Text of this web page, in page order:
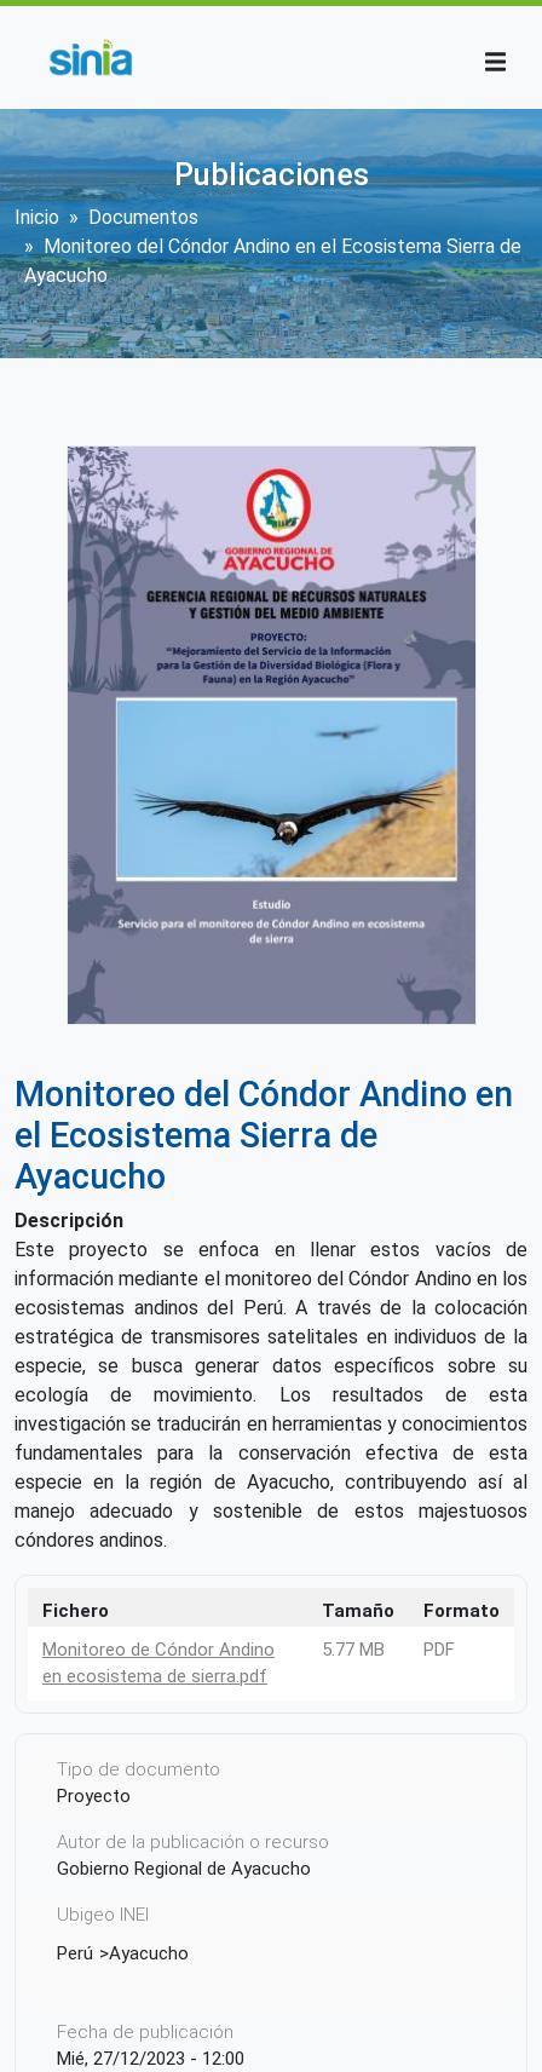
Publicaciones
Sobrescribir enlaces de ayuda a la
Inicio
Documentos
Monitoreo del Cóndor Andino en el Ecosistema Sierra de
Ayacucho
Monitoreo del Cóndor Andino en
el Ecosistema Sierra de
Ayacucho
Descripción
Este proyecto se enfoca en llenar estos vacíos de
información mediante el monitoreo del Cóndor Andino en los
ecosistemas andinos del Perú. A través de la colocación
estratégica de transmisores satelitales en individuos de la
especie, se busca generar datos específicos sobre su
ecología de movimiento. Los resultados de esta
investigación se traducirán en herramientas y conocimientos
fundamentales para la conservación efectiva de esta
especie en la región de Ayacucho, contribuyendo así al
manejo adecuado y sostenible de estos majestuosos
cóndores andinos.
Fichero Tamaño
Formato
Monitoreo de Cóndor Andino
en ecosistema de sierra.pdf
5.77 MB PDF
Tipo de documento
Proyecto
Autor de la publicación o recurso
Gobierno Regional de Ayacucho
Ubigeo INEI
Perú
Ayacucho
Fecha de publicación
Mié, 27/12/2023 - 12:00